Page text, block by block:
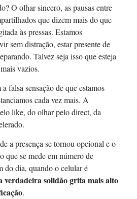
O olhar sincero, as pausas entre
que dizem mais do que
às pressas. Estamos
sem distração, estar presente de
Talvez seja isso que esteja
vazios.
falsa sensação de que estamos
cada vez mais. A
like, do olhar pelo direct, da
a presença se tornou opcional e o
que se mede em número de
do dia, quando o celular é
verdadeira solidão grita mais alto
.